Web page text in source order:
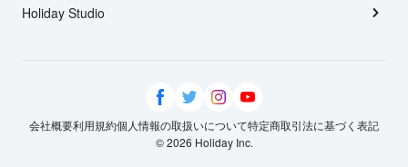
Holiday Studio
会社概要利用規約個人情報の取扱いについて特定商取引法に基づく表記
© 2026 Holiday Inc.